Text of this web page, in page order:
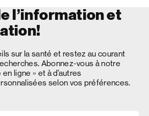
l’information et
sur la santé et restez au courant
Abonnez-vous à notre
ligne » et à d’autres
selon vos préférences.